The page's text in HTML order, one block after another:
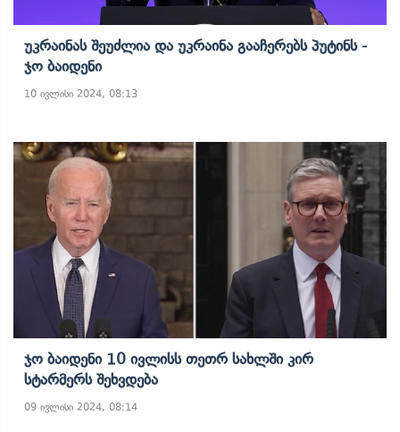
Უკრაინას Შეუძლია Და Უკრაინა Გააჩერებს Პუტინს -
Ჯო Ბაიდენი
10 ივლისი 2024, 08:13
Ჯო Ბაიდენი 10 Ივლისს Თეთრ Სახლში Კირ
Სტარმერს Შეხვდება
09 ივლისი 2024, 08:14